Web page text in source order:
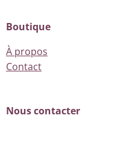
Boutique
À propos
Contact
Nous contacter